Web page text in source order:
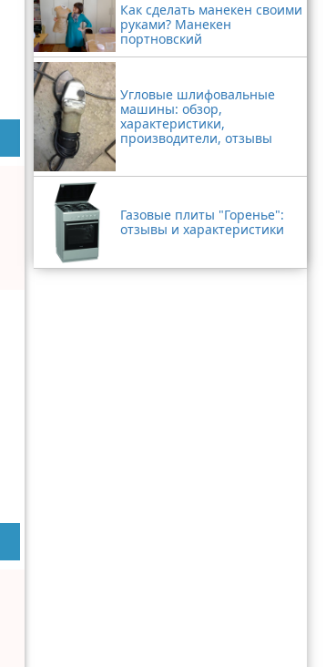
Как сделать манекен своими
руками? Манекен
портновский
Угловые шлифовальные
машины: обзор,
характеристики,
производители, отзывы
Газовые плиты "Горенье":
отзывы и характеристики